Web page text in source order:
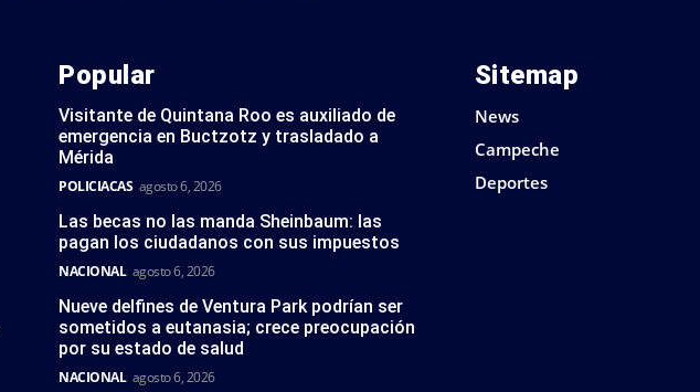
Popular
Visitante de Quintana Roo es auxiliado de
emergencia en Buctzotz y trasladado a
Mérida
POLICIACAS agosto 6, 2026
Las becas no las manda Sheinbaum: las
pagan los ciudadanos con sus impuestos
NACIONAL agosto 6, 2026
Nueve delfines de Ventura Park podrían ser
sometidos a eutanasia; crece preocupación
por su estado de salud
NACIONAL agosto 6, 2026
Sitemap
News
Campeche
Deportes